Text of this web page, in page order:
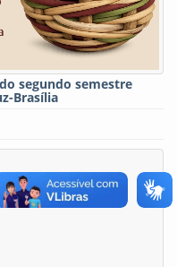
segundo semestre
Brasília